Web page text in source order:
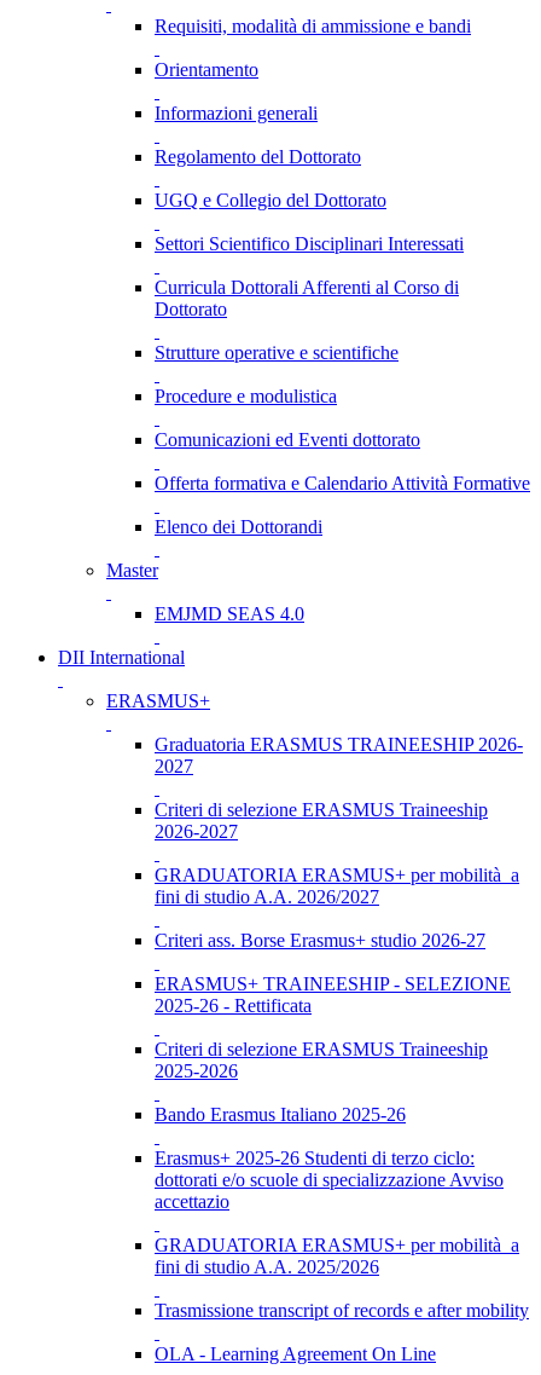
Requisiti, modalità di ammissione e bandi
Orientamento
Informazioni generali
Regolamento del Dottorato
UGQ e Collegio del Dottorato
Settori Scientifico Disciplinari Interessati
Curricula Dottorali Afferenti al Corso di
Dottorato
Strutture operative e scientifiche
Procedure e modulistica
Comunicazioni ed Eventi dottorato
Offerta formativa e Calendario Attività Formative
Elenco dei Dottorandi
Master
EMJMD SEAS 4.0
DII International
ERASMUS+
Graduatoria ERASMUS TRAINEESHIP 2026-
2027
Criteri di selezione ERASMUS Traineeship
2026-2027
GRADUATORIA ERASMUS+ per mobilità a
fini di studio A.A. 2026/2027
Criteri ass. Borse Erasmus+ studio 2026-27
ERASMUS+ TRAINEESHIP - SELEZIONE
2025-26 - Rettificata
Criteri di selezione ERASMUS Traineeship
2025-2026
Bando Erasmus Italiano 2025-26
Erasmus+ 2025-26 Studenti di terzo ciclo:
dottorati e/o scuole di specializzazione Avviso
accettazio
GRADUATORIA ERASMUS+ per mobilità a
fini di studio A.A. 2025/2026
Trasmissione transcript of records e after mobility
OLA - Learning Agreement On Line